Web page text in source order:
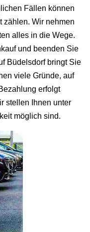
Fällen können
zählen. Wir nehmen
alles in die Wege.
und beenden Sie
Büdelsdorf bringt Sie
viele Gründe, auf
erfolgt
stellen Ihnen unter
möglich sind.